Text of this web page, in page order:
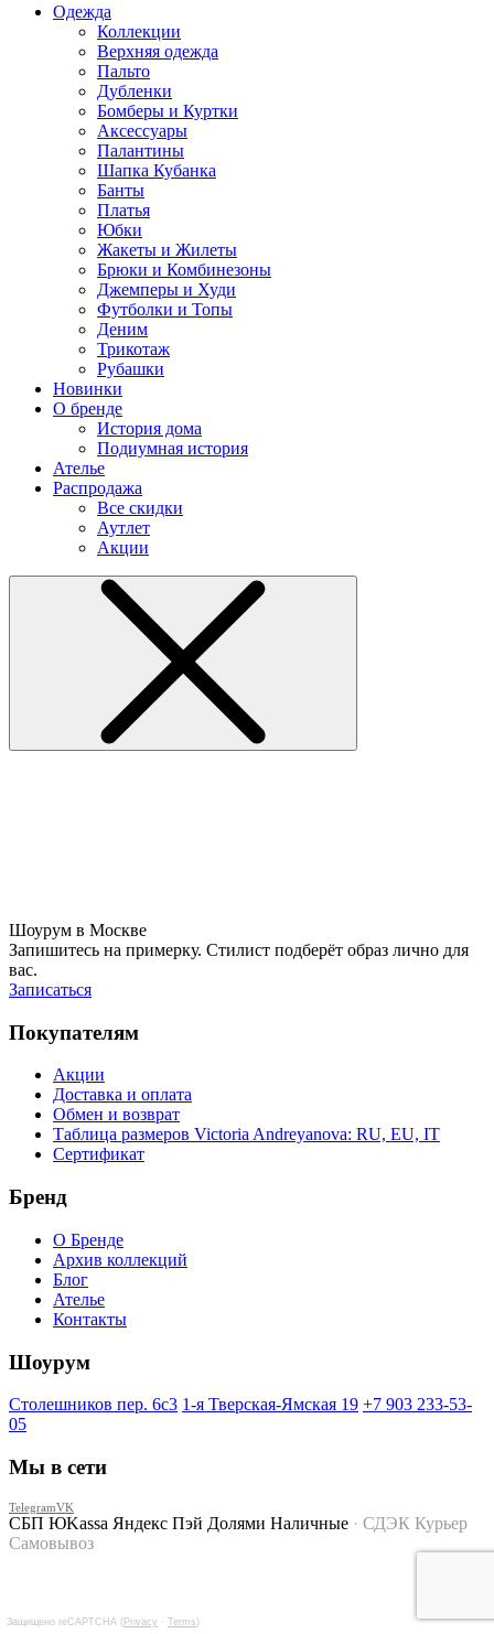
Одежда
Коллекции
Верхняя одежда
Пальто
Дубленки
Бомберы и Куртки
Аксессуары
Палантины
Шапка Кубанка
Банты
Платья
Юбки
Жакеты и Жилеты
Брюки и Комбинезоны
Джемперы и Худи
Футболки и Топы
Деним
Трикотаж
Рубашки
Новинки
О бренде
История дома
Подиумная история
Ателье
Распродажа
Все скидки
Аутлет
Акции
Шоурум в Москве
Запишитесь на примерку. Стилист подберёт образ лично для
вас.
Записаться
Покупателям
Акции
Доставка и оплата
Обмен и возврат
Таблица размеров Victoria Andreyanova: RU, EU, IT
Сертификат
Бренд
О Бренде
Архив коллекций
Блог
Ателье
Контакты
Шоурум
Столешников пер. 6с3 1-я Тверская-Ямская 19 +7 903 233-53-
05
Мы в сети
TelegramVK
СБП ЮKassa Яндекс Пэй Долями Наличные · СДЭК Курьер
Самовывоз
Защищено reCAPTCHA ( Privacy · Terms)